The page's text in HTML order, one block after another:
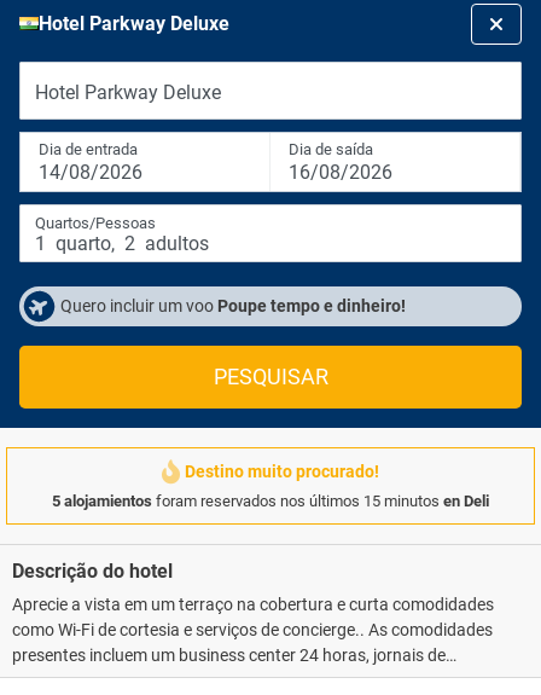
Hotel Parkway Deluxe
Hotel Parkway Deluxe
Dia de entrada
14/08/2026
Dia de saída
16/08/2026
Quartos/Pessoas
1 quarto, 2 adultos
Quero incluir um voo Poupe tempo e dinheiro!
PESQUISAR
Destino muito procurado!
5 alojamientos foram reservados nos últimos 15 minutos en Deli
Descrição do hotel
Aprecie a vista em um terraço na cobertura e curta comodidades
como Wi-Fi de cortesia e serviços de concierge.. As comodidades
presentes incluem um business center 24 horas, jornais de
cortesia no saguão e serviço de lavanderia e lavagem a seco.